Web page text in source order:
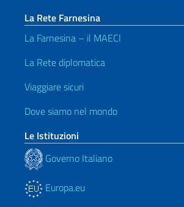
La Rete Farnesina
La Farnesina – il MAECI
La Rete diplomatica
Viaggiare sicuri
Dove siamo nel mondo
Le Istituzioni
Governo Italiano
Europa.eu